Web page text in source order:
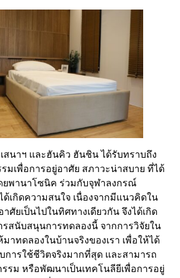
เสนาฯ และฮันคิว ฮันชิน ได้รับทราบถึง
มเพื่อการอยู่อาศัย สภาวะน่าสบาย ที่ได้
ยพานาโซนิค ร่วมกับจุฬาลงกรณ์
เกิดความสนใจ เนื่องจากมีแนวคิดใน
ศัยเป็นไปในทิศทางเดียวกัน จึงได้เกิด
สนับสนุนการทดลองนี้ จากการวิจัยใน
าทดลองในบ้านจริงของเรา เพื่อให้ได้
การใช้ชีวิตจริงมากที่สุด และสามารถ
รม หรือพัฒนาเป็นเทคโนลียีเพื่อการอยู่